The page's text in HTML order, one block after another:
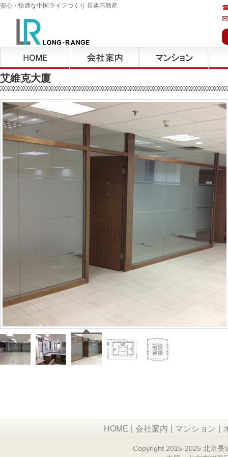
安心・快適な中国ライフづくり 長逺不動産
✉
艾維克大廈
HOME 会社案内 マンション
Copyright 2015-2025 北京